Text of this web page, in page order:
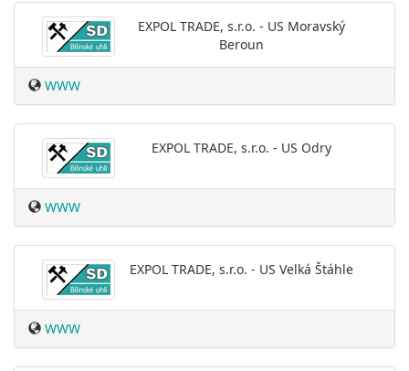
EXPOL TRADE, s.r.o. - US Moravský
Beroun
WWW
EXPOL TRADE, s.r.o. - US Odry
WWW
EXPOL TRADE, s.r.o. - US Velká Štáhle
WWW